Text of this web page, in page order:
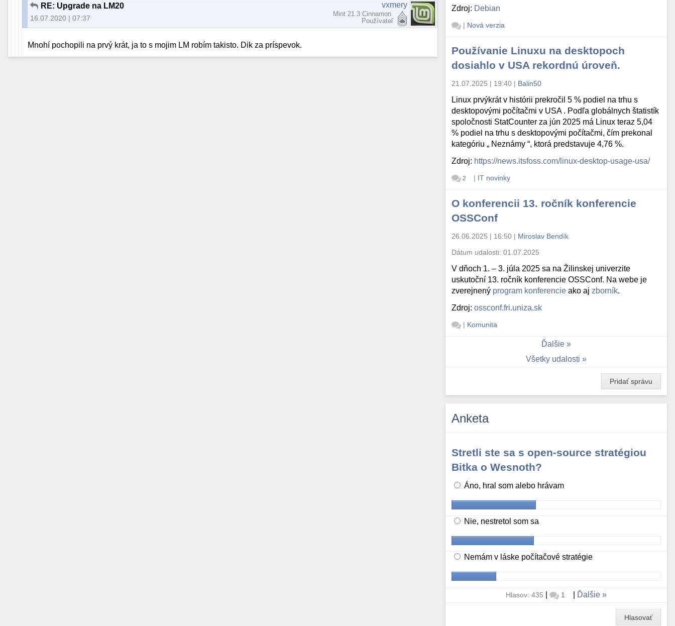
RE: Upgrade na LM20
16.07.2020 | 07:37
vxmery
Mint 21.3 Cinnamon
Používateľ
Mnohí pochopili na prvý krát, ja to s mojim LM robím takisto. Dik za príspevok.
Zdroj: Debian
| Nová verzia
Používanie Linuxu na desktopoch
dosiahlo v USA rekordnú úroveň.
21.07.2025 | 19:40 | Balin50
Linux prvýkrát v histórii prekročil 5 % podiel na trhu s
desktopovými počítačmi v USA . Podľa globálnych štatistík
spoločnosti StatCounter za jún 2025 má Linux teraz 5,04
% podiel na trhu s desktopovými počítačmi, čím prekonal
kategóriu „ Neznámy “, ktorá predstavuje 4,76 %.
Zdroj: https://news.itsfoss.com/linux-desktop-usage-usa/
2 | IT novinky
O konferencii 13. ročník konferencie
OSSConf
26.06.2025 | 16:50 | Miroslav Bendík
Dátum udalosti:01.07.2025
V dňoch 1. – 3. júla 2025 sa na Žilinskej univerzite
uskutoční 13. ročník konferencie OSSConf. Na webe je
zverejnený program konferencie ako aj zborník.
Zdroj:ossconf.fri.uniza.sk
| Komunita
Ďalšie
Všetky udalosti
Pridať správu
Anketa
Stretli ste sa s open-source stratégiou
Bitka o Wesnoth?
Áno, hral som alebo hrávam
Nie, nestretol som sa
Nemám v láske počítačové stratégie
Hlasov: 435 | 1 Ďalšie
Hlasovať